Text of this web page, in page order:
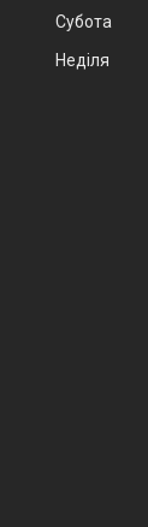
Субота
Неділя